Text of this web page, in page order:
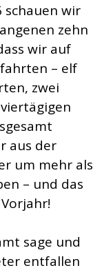
schauen wir
zehn
wir auf
– elf
zwei
aus der
um mehr als
– und das
sage und
entfallen